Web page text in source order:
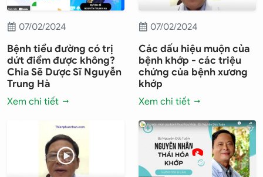
07/02/2024
Bệnh tiểu đường có trị
dứt điểm được không?
Chia Sẽ Dược Sĩ Nguyễn
Trung Hà
Xem chi tiết
07/02/2024
Các dấu hiệu muộn của
bệnh khớp - các triệu
chứng của bệnh xương
khớp
Xem chi tiết